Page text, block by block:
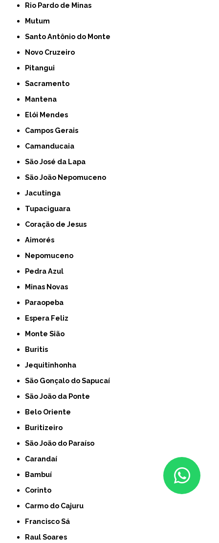
Rio Pardo de Minas
Mutum
Santo Antônio do Monte
Novo Cruzeiro
Pitangui
Sacramento
Mantena
Elói Mendes
Campos Gerais
Camanducaia
São José da Lapa
São João Nepomuceno
Jacutinga
Tupaciguara
Coração de Jesus
Aimorés
Nepomuceno
Pedra Azul
Minas Novas
Paraopeba
Espera Feliz
Monte Sião
Buritis
Jequitinhonha
São Gonçalo do Sapucaí
São João da Ponte
Belo Oriente
Buritizeiro
São João do Paraíso
Carandaí
Bambuí
Corinto
Carmo do Cajuru
Francisco Sá
Raul Soares